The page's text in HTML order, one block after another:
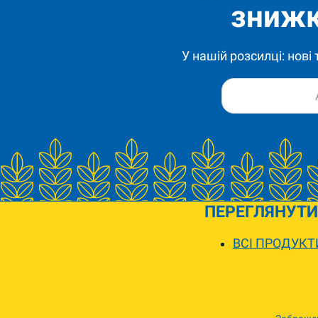
У нашій розсилці:
ПЕРЕГЛЯНУТИ
ВСІ